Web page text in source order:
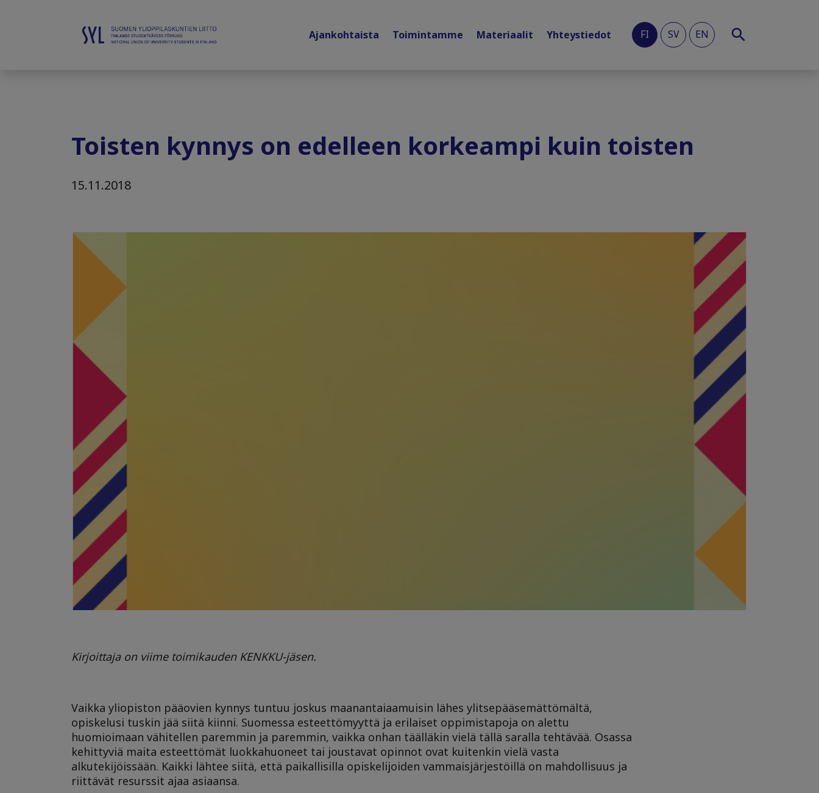
Ajankohtaista Toimintamme Materiaalit Yhteystiedot FI SV EN
Toisten kynnys on edelleen korkeampi kuin toisten
15.11.2018
Kirjoittaja on viime toimikauden KENKKU-jäsen.
Vaikka yliopiston pääovien kynnys tuntuu joskus maanantaiaamuisin lähes ylitsepääsemättömältä,
opiskelusi tuskin jää siitä kiinni. Suomessa esteettömyyttä ja erilaiset oppimistapoja on alettu
huomioimaan vähitellen paremmin ja paremmin, vaikka onhan täälläkin vielä tällä saralla tehtävää. Osassa
kehittyviä maita esteettömät luokkahuoneet tai joustavat opinnot ovat kuitenkin vielä vasta
alkutekijöissään. Kaikki lähtee siitä, että paikallisilla opiskelijoiden vammaisjärjestöillä on mahdollisuus ja
riittävät resurssit ajaa asiaansa.